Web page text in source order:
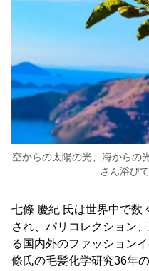
空からの太陽の光、海からの
さん浴び
七條 慶紀 氏は世界中で数
され、パリコレクション
る国内外のファッション
條氏の毛髪化学研究36年